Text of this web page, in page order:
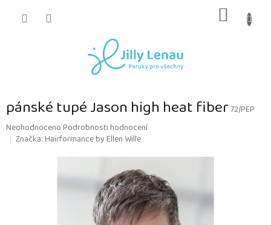
KOŠÍK
pánské tupé Jason high heat fiber72/PEP
Průměrné
hodnocení
NeohodnocenoPodrobnosti hodnocení
Značka:Hairformance by Ellen Wille